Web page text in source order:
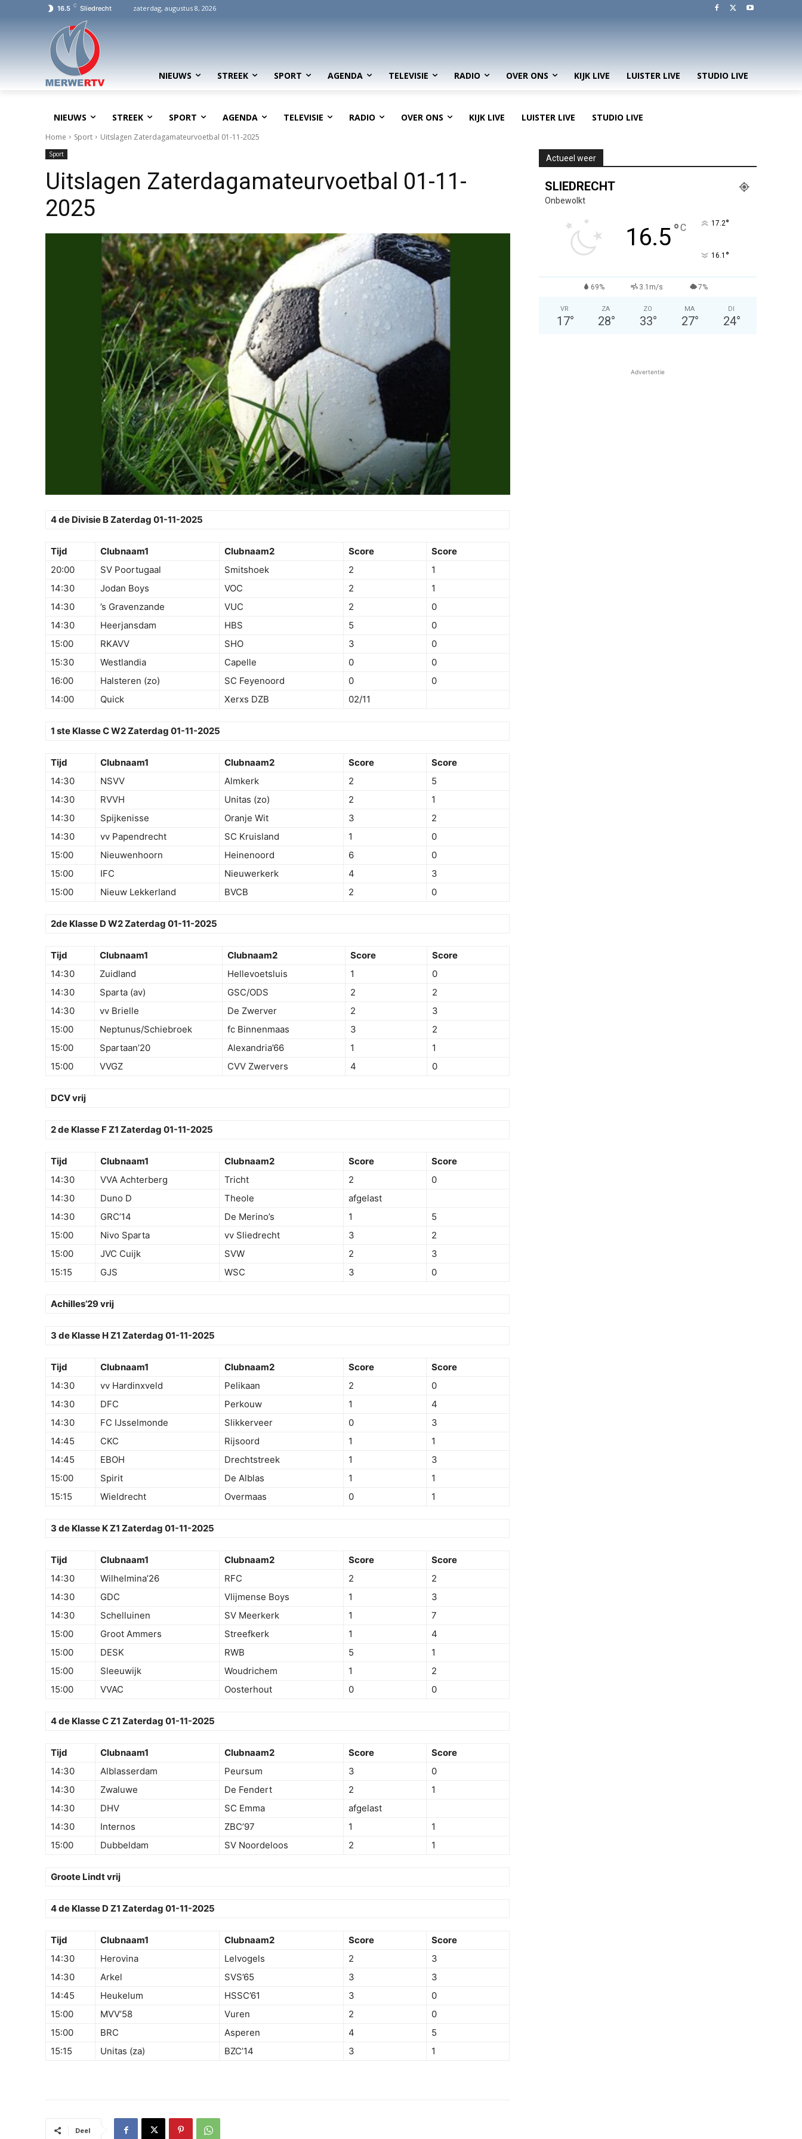
16.5 C Sliedrecht zaterdag, augustus 8, 2026
NIEUWS STREEK SPORT AGENDA TELEVISIE RADIO OVER ONS KIJK LIVE LUISTER LIVE STUDIO LIVE
NIEUWS STREEK SPORT AGENDA TELEVISIE RADIO OVER ONS KIJK LIVE LUISTER LIVE STUDIO LIVE
Home Sport Uitslagen Zaterdagamateurvoetbal 01-11-2025
Sport
Uitslagen Zaterdagamateurvoetbal 01-11-
2025
4 de Divisie B Zaterdag 01-11-2025
Tijd Clubnaam1 Clubnaam2 Score
Score
20:00
SV Poortugaal Smitshoek 2
1
14:30
Jodan Boys VOC 2
1
14:30
’s Gravenzande VUC 2
0
14:30
Heerjansdam HBS 5
0
15:00
RKAVV SHO 3
0
15:30
Westlandia Capelle 0
0
16:00
Halsteren (zo) SC Feyenoord 0
0
14:00
Quick Xerxs DZB 02/11
1 ste Klasse C W2 Zaterdag 01-11-2025
Tijd Clubnaam1 Clubnaam2 Score
Score
14:30
NSVV Almkerk 2
5
14:30
RVVH Unitas (zo) 2
1
14:30
Spijkenisse Oranje Wit 3
2
14:30
vv Papendrecht SC Kruisland 1
0
15:00
Nieuwenhoorn Heinenoord 6
0
15:00
IFC Nieuwerkerk 4
3
15:00
Nieuw Lekkerland BVCB 2 0
2de Klasse D W2 Zaterdag 01-11-2025
Tijd Clubnaam1 Clubnaam2 Score
Score
14:30
Zuidland Hellevoetsluis 1
0
14:30
Sparta (av) GSC/ODS 2
2
14:30
vv Brielle De Zwerver 2
3
15:00
Neptunus/Schiebroek fc Binnenmaas 3
2
15:00
Spartaan’20 Alexandria’66 1
1
15:00
VVGZ CVV Zwervers 4 0
DCV vrij
2 de Klasse F Z1 Zaterdag 01-11-2025
Tijd Clubnaam1 Clubnaam2 Score
Score
14:30
VVA Achterberg Tricht 2
0
14:30
Duno D Theole
afgelast
14:30
GRC’14 De Merino’s 1
5
15:00
Nivo Sparta vv Sliedrecht 3
2
15:00
JVC Cuijk SVW 2
3
15:15
GJS WSC 3 0
Achilles’29 vrij
3 de Klasse H Z1 Zaterdag 01-11-2025
Tijd Clubnaam1 Clubnaam2 Score
Score
14:30
vv Hardinxveld Pelikaan 2
0
14:30
DFC Perkouw 1
4
14:30
FC IJsselmonde Slikkerveer 0
3
14:45
CKC Rijsoord 1
1
14:45
EBOH Drechtstreek 1
3
15:00
Spirit De Alblas 1
1
15:15
Wieldrecht Overmaas 0 1
3 de Klasse K Z1 Zaterdag 01-11-2025
Tijd Clubnaam1 Clubnaam2 Score
Score
14:30
Wilhelmina’26 RFC 2
2
14:30
GDC Vlijmense Boys 1
3
14:30
Schelluinen SV Meerkerk 1
7
15:00
Groot Ammers Streefkerk 1
4
15:00
DESK RWB 5
1
15:00
Sleeuwijk Woudrichem 1
2
15:00
VVAC Oosterhout 0 0
4 de Klasse C Z1 Zaterdag 01-11-2025
Tijd Clubnaam1 Clubnaam2 Score
Score
14:30
Alblasserdam Peursum 3
0
14:30
Zwaluwe De Fendert 2
1
14:30
DHV SC Emma
afgelast
14:30
Internos ZBC’97 1
1
15:00
Dubbeldam SV Noordeloos 2 1
Groote Lindt vrij
4 de Klasse D Z1 Zaterdag 01-11-2025
Tijd Clubnaam1 Clubnaam2 Score
Score
14:30
Herovina Lelvogels 2
3
14:30
Arkel SVS’65 3
3
14:45
Heukelum HSSC’61 3
0
15:00
MVV’58 Vuren 2
0
15:00
BRC Asperen 4
5
15:15
Unitas (za) BZC’14 3 1
Deel
Actueel weer
SLIEDRECHT
Onbewolkt
16.5°C 17.2°
16.1 °
69% 3.1m/s 7%
VR
17°
ZA
28°
ZO
33°
MA
27°
DI
24°
Advertentie